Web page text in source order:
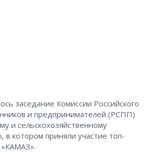
заседание Комиссии Российского
и предпринимателей (РСПП)
и сельскохозяйственному
котором приняли участие топ-